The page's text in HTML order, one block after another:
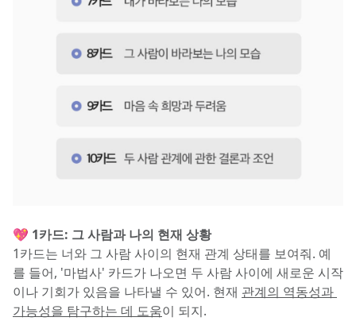
💖 1카드: 그 사람과 나의 현재 상황
1카드는 너와 그 사람 사이의 현재 관계 상태를 보여줘. 예
를 들어, '마법사' 카드가 나오면 두 사람 사이에 새로운 시작
이나 기회가 있음을 나타낼 수 있어. 현재 관계의 역동성과
가능성을 탐구하는 데 도움이 되지.